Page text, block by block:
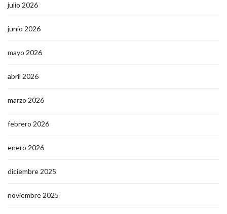
julio 2026
junio 2026
mayo 2026
abril 2026
marzo 2026
febrero 2026
enero 2026
diciembre 2025
noviembre 2025